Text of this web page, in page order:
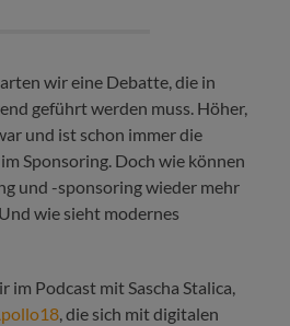
wir eine Debatte, die in
geführt werden muss. Höher,
und ist schon immer die
Sponsoring. Doch wie können
und -sponsoring wieder mehr
wie sieht modernes
im Podcast mit Sascha Stalica,
, die sich mit digitalen